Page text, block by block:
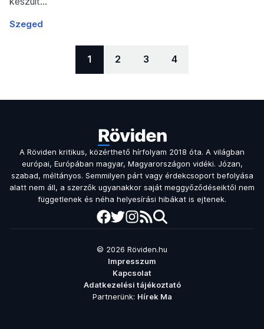
Szeged
Aktuális oldal
1 Oldal:
2 Oldal:
3 Oldal:
4
A Röviden kritikus, közérthető hírfolyam 2018 óta. A világban
európai, Európában magyar, Magyarországon vidéki. Józan,
szabad, méltányos. Semmilyen párt vagy érdekcsoport befolyása
alatt nem áll, a szerzők ugyanakkor saját meggyőződéseiktől nem
függetlenek és néha helyesírási hibákat is ejtenek.
© 2026 Röviden.hu
Impresszum
Kapcsolat
Adatkezelési tájékoztató
Partnerünk: Hírek Ma